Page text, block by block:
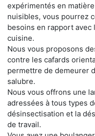
expérimentés en
nuisibles, vous pourrez
besoins en rapport avec
cuisine.
Nous vous proposons
contre les cafards
permettre de demeurer
salubre.
Nous vous offrons une
adressées à tous types
désinsectisation et la
de travail.